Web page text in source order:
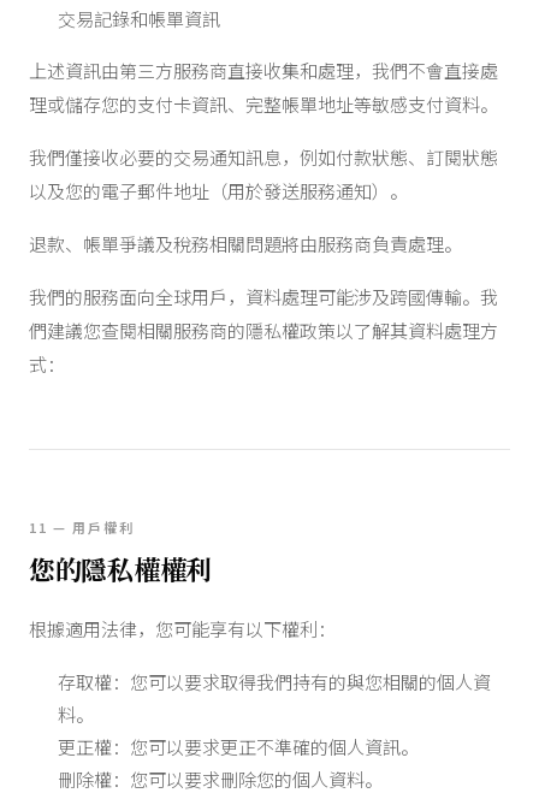
交易記錄和帳單資訊
上述資訊由第三方服務商直接收集和處理，我們不會直接處
理或儲存您的支付卡資訊、完整帳單地址等敏感支付資料。
我們僅接收必要的交易通知訊息，例如付款狀態、訂閱狀態
以及您的電子郵件地址（用於發送服務通知）。
退款、帳單爭議及稅務相關問題將由服務商負責處理。
我們的服務面向全球用戶，資料處理可能涉及跨國傳輸。我
們建議您查閱相關服務商的隱私權政策以了解其資料處理方
式：
11 — 用戶權利
您的隱私權權利
根據適用法律，您可能享有以下權利：
存取權：您可以要求取得我們持有的與您相關的個人資
料。
更正權：您可以要求更正不準確的個人資訊。
刪除權：您可以要求刪除您的個人資料。